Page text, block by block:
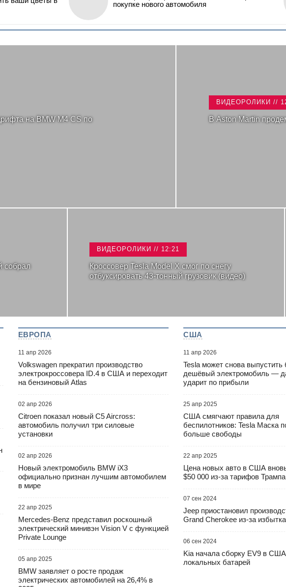
покупке нового автомобиля
на BMW M4 CS по
ВИДЕОРОЛИКИ //
В Aston Martin
собрал
ВИДЕОРОЛИКИ // 12:21
Кроссовер Tesla Model X смог по снегу
отбуксировать 43-тонный грузовик (видео)
ЕВРОПА
11 апр 2026
Volkswagen прекратил производство
электрокроссовера ID.4 в США и переходит
на бензиновый Atlas
02 апр 2026
Citroen показал новый C5 Aircross:
автомобиль получил три силовые
установки
02 апр 2026
Новый электромобиль BMW iX3
официально признан лучшим автомобилем
в мире
22 апр 2025
Mercedes-Benz представил роскошный
электрический минивэн Vision V с функцией
Private Lounge
05 апр 2025
BMW заявляет о росте продаж
электрических автомобилей на 26,4% в
США
11 апр 2026
Tesla может снова выпустить
дешёвый электромобиль —
ударит по прибыли
25 апр 2025
США смягчают правила для
беспилотников: Tesla Маска
больше свободы
22 апр 2025
Цена новых авто в США
$50 000 из-за тарифов Трампа
07 сен 2024
Jeep приостановил
Grand Cherokee из-за избытка
06 сен 2024
Kia начала сборку EV9 в
локальных батарей